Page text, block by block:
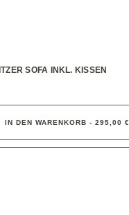
SOFA INKL. KISSEN
IN DEN WARENKORB - 295,00 €